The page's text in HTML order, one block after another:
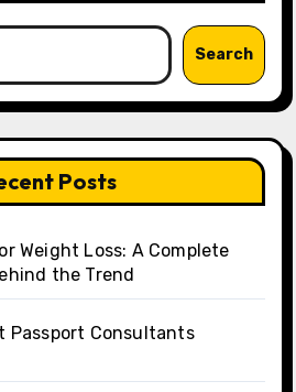
Search
Posts
Weight Loss: A Complete
the Trend
Passport Consultants